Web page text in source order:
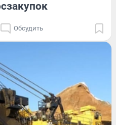
Обсудить